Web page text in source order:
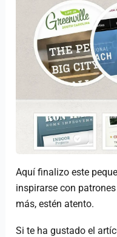
Aquí finalizo este
inspirarse con
más, estén atento.
Si te ha gustado el